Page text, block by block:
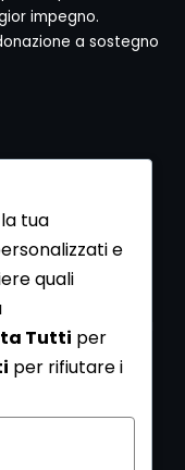
impegno.
a sostegno
realizzata
alla nostra
di aver letto
al trattamento
tua
e
quali
Tutti per
per rifiutare i